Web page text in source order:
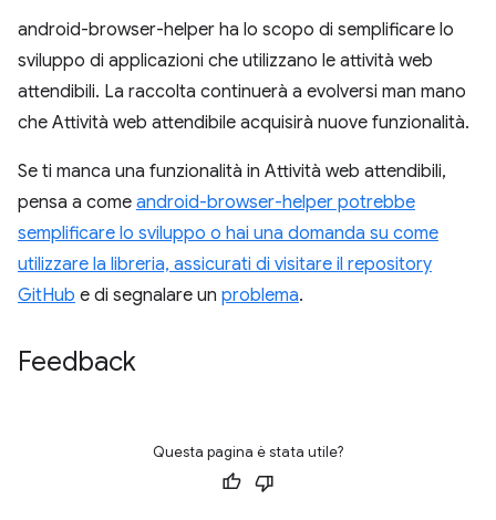
android-browser-helper ha lo scopo di semplificare lo
sviluppo di applicazioni che utilizzano le attività web
attendibili. La raccolta continuerà a evolversi man mano
che Attività web attendibile acquisirà nuove funzionalità.
Se ti manca una funzionalità in Attività web attendibili,
pensa a come android-browser-helper potrebbe
semplificare lo sviluppo o hai una domanda su come
utilizzare la libreria, assicurati di visitare il repository
GitHub e di segnalare un problema.
Feedback
Questa pagina è stata utile?